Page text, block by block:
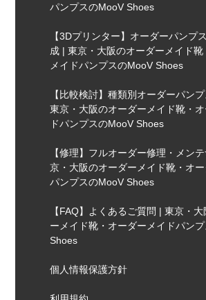
パンプスのMooV Shoes
【3Dプリンター】オーダーパンプ
成 | 東京・大阪のオーダーメイド靴
メイドパンプスのMooV Shoes
【比較検討】種類別オーダーパン
東京・大阪のオーダーメイド靴・
ドパンプスのMooV Shoes
【修理】フルオーダー修理・メン
京・大阪のオーダーメイド靴・オ
パンプスのMooV Shoes
【FAQ】よくあるご質問 | 東京・
ーメイド靴・オーダーメイドパン
Shoes
個人情報保護方針